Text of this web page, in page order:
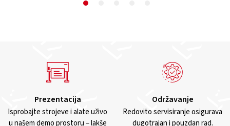
Prezentacija
Isprobajte strojeve i alate uživo
u našem demo prostoru – lakše
Održavanje
Redovito servisiranje osigurava
dugotrajan i pouzdan rad.